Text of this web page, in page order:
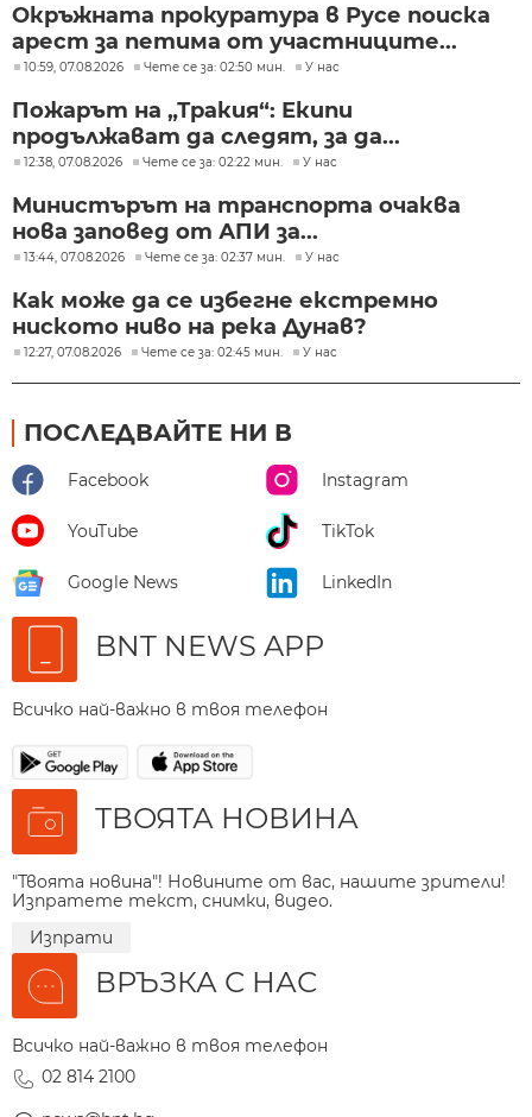
Окръжната прокуратура в Русе поиска
арест за петима от участниците...
10:59, 07.08.2026 Чете се за: 02:50 мин. У нас
Пожарът на „Тракия“: Екипи
продължават да следят, за да...
12:38, 07.08.2026 Чете се за: 02:22 мин. У нас
Министърът на транспорта очаква
нова заповед от АПИ за...
13:44, 07.08.2026 Чете се за: 02:37 мин. У нас
Как може да се избегне екстремно
ниското ниво на река Дунав?
12:27, 07.08.2026 Чете се за: 02:45 мин. У нас
ПОСЛЕДВАЙТЕ НИ В
Facebook Instagram
YouTube TikTok
Google News LinkedIn
BNT NEWS APP
Всичко най-важно в твоя телефон
ТВОЯТА НОВИНА
"Твоята новина"! Новините от вас, нашите зрители!
Изпратете текст, снимки, видео.
Изпрати
ВРЪЗКА С НАС
Всичко най-важно в твоя телефон
02 814 2100